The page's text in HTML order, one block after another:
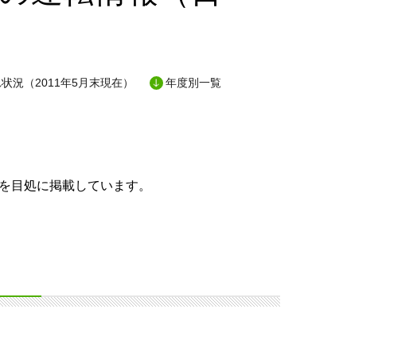
況（2011年5月末現在）
年度別一覧
目処に掲載しています。